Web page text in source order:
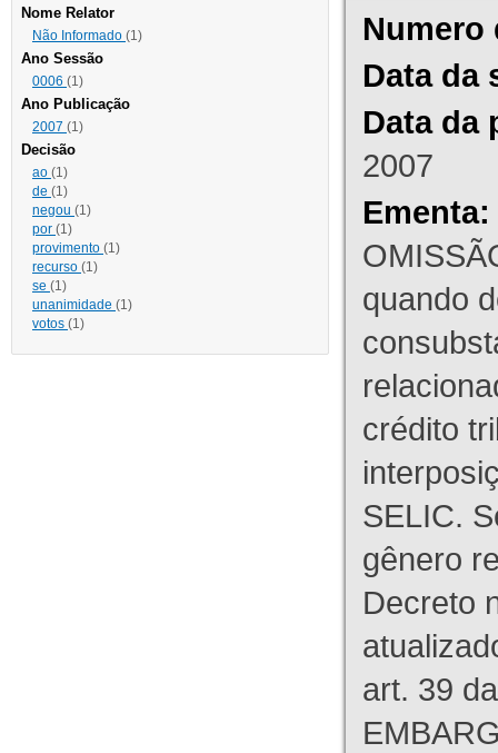
Nome Relator
Não Informado (1)
Ano Sessão
0006 (1)
Ano Publicação
2007 (1)
Decisão
ao (1)
de (1)
negou (1)
por (1)
provimento (1)
recurso (1)
se (1)
unanimidade (1)
votos (1)
Numero
Data da
Data da
2007
Ementa:
quando
crédito
SELIC.
gênero
Decreto
art. 39